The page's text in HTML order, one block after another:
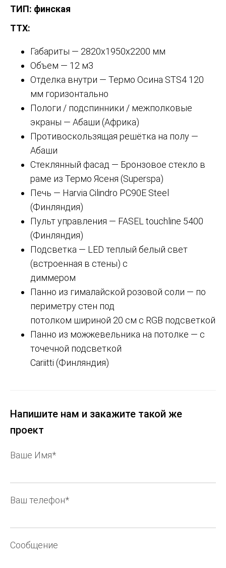
ТИП: финская
ТТХ:
Габариты — 2820х1950х2200 мм
Объем — 12 м3
Отделка внутри — Термо Осина STS4 120
мм горизонтально
Пологи / подспинники / межполковые
экраны — Абаши (Африка)
Противоскользящая решётка на полу —
Абаши
Стеклянный фасад — Бронзовое стекло в
раме из Термо Ясеня (Superspa)
Печь — Harvia Cilindro PC90E Steel
(Финляндия)
Пульт управления — FASEL touchline 5400
(Финляндия)
Подсветка — LED теплый белый свет
(встроенная в стены) с
диммером
Панно из гималайской розовой соли — по
периметру стен под
потолком шириной 20 см с RGB подсветкой
Панно из можжевельника на потолке — с
точечной подсветкой
Cariitti (Финляндия)
Напишите нам и закажите такой же
проект
Ваше Имя*
Ваш телефон*
Сообщение